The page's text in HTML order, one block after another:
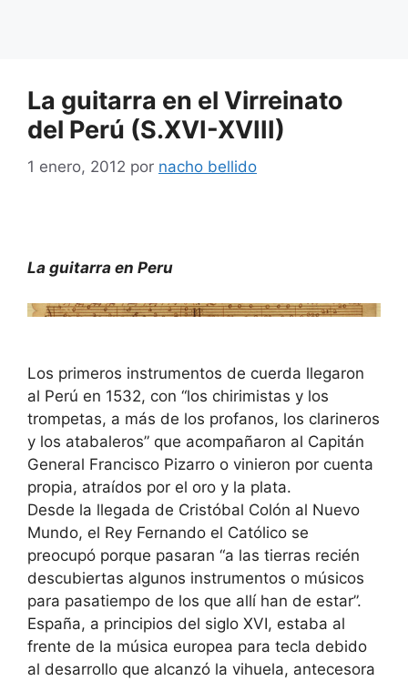
La guitarra en el Virreinato
del Perú (S.XVI-XVIII)
1 enero, 2012 por nacho bellido
La guitarra en Peru
Los primeros instrumentos de cuerda llegaron
al Perú en 1532, con “los chirimistas y los
trompetas, a más de los profanos, los clarineros
y los atabaleros” que acompañaron al Capitán
General Francisco Pizarro o vinieron por cuenta
propia, atraídos por el oro y la plata.
Desde la llegada de Cristóbal Colón al Nuevo
Mundo, el Rey Fernando el Católico se
preocupó porque pasaran “a las tierras recién
descubiertas algunos instrumentos o músicos
para pasatiempo de los que allí han de estar”.
España, a principios del siglo XVI, estaba al
frente de la música europea para tecla debido
al desarrollo que alcanzó la vihuela, antecesora